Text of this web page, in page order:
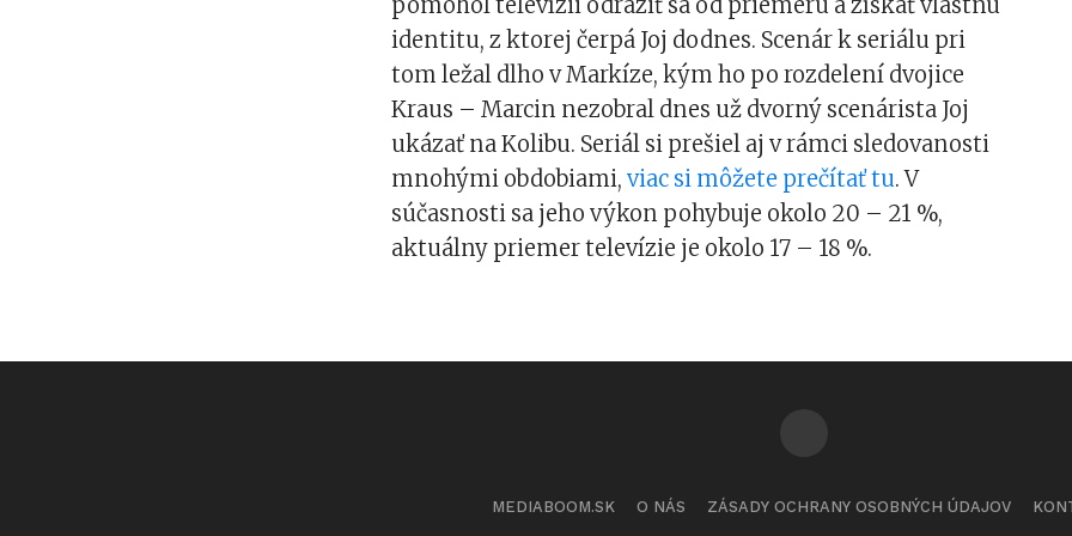
identitu, z ktorej čerpá Joj dodnes. Scenár k seriálu pri
tom ležal dlho v Markíze, kým ho po rozdelení dvojice
Kraus – Marcin nezobral dnes už dvorný scenárista Joj
ukázať na Kolibu. Seriál si prešiel aj v rámci sledovanosti
mnohými obdobiami,viac si môžete prečítať tu. V
súčasnosti sa jeho výkon pohybuje okolo 20 – 21 %,
aktuálny priemer televízie je okolo 17 – 18 %.
MEDIABOOM.SK O NÁS ZÁSADY OCHRANY OSOBNÝCH ÚDAJOV